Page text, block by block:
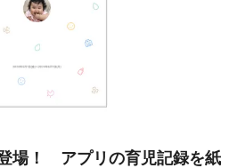
場！ アプリの育児記録を紙